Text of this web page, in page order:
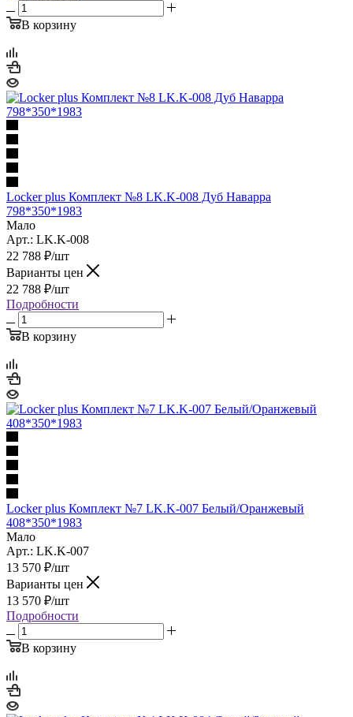
В корзину
Locker plus Комплект №8 LK.K-008 Дуб Наварра
798*350*1983
Мало
Арт.: LK.K-008
22 788 ₽/шт
Варианты цен
22 788 ₽/шт
Подробности
В корзину
Locker plus Комплект №7 LK.K-007 Белый/Оранжевый
408*350*1983
Мало
Арт.: LK.K-007
13 570 ₽/шт
Варианты цен
13 570 ₽/шт
Подробности
В корзину